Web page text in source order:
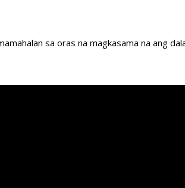
sa oras na magkasama na ang